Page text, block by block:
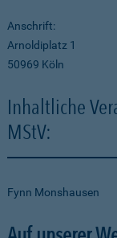
Anschrift:
Arnoldiplatz 1
50969 Köln
Inhaltliche
MStV:
Fynn Monshausen